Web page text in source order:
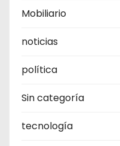
Mobiliario
noticias
política
Sin categoría
tecnología